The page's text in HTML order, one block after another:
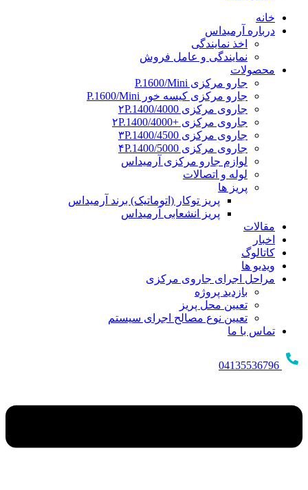
خانه
درباره آرمیداس
اخذ نمایندگی
نمایندگی و عامل فروش
محصولات
جارو مرکزی P.1600/Mini
جارو مرکزی کیسه خور P.1600/Mini
جاروی مرکزی ۲P.1400/4000
جاروی مرکزی +۲P.1400/4000
جاروی مرکزی ۳P.1400/4500
جاروی مرکزی ۴P.1400/5000
لوازم جارو مرکزی آرمیداس
لوله و اتصالات
پریز ها
پریز توکار (اتوماتیک) برند آرمیداس
پریز انشعابی آرمیداس
مقالات
اخبار
کاتالوگ
ویدیو ها
مراحل اجرای جاروی مرکزی
بازدید پروژه
تعیین محل پریز
تعیین نوع مصالح اجرای سیستم
تماس با ما
04135536796